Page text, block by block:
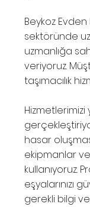
Beykoz Evden
sektöründe
uzmanlığa
veriyoruz.
taşımacılık
hasar
ekipmanlar
kullanıyoruz.
eşyalarınızı
gerekli bilgi